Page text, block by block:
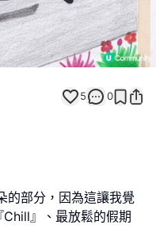
5 0
的部分，因為這讓我覺
』、最放鬆的假期